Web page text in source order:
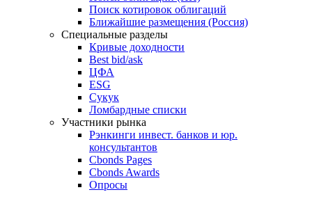
Облигации
Поиски
Поиск облигаций & Карты рынка
Поиск облигаций (ИИ)
Поиск котировок облигаций
Ближайшие размещения (Россия)
Специальные разделы
Кривые доходности
Best bid/ask
ЦФА
ESG
Сукук
Ломбардные списки
Участники рынка
Рэнкинги инвест. банков и юр.